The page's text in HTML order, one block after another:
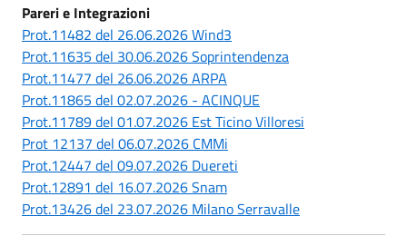
Pareri e Integrazioni
Prot.11482 del 26.06.2026 Wind3
Prot.11635 del 30.06.2026 Soprintendenza
Prot.11477 del 26.06.2026 ARPA
Prot.11865 del 02.07.2026 - ACINQUE
Prot.11789 del 01.07.2026 Est Ticino Villoresi
Prot 12137 del 06.07.2026 CMMi
Prot.12447 del 09.07.2026 Duereti
Prot.12891 del 16.07.2026 Snam
Prot.13426 del 23.07.2026 Milano Serravalle